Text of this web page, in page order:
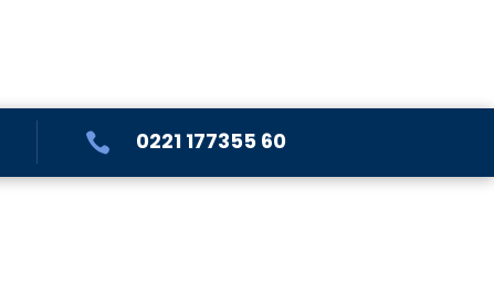
 0221 177355 60